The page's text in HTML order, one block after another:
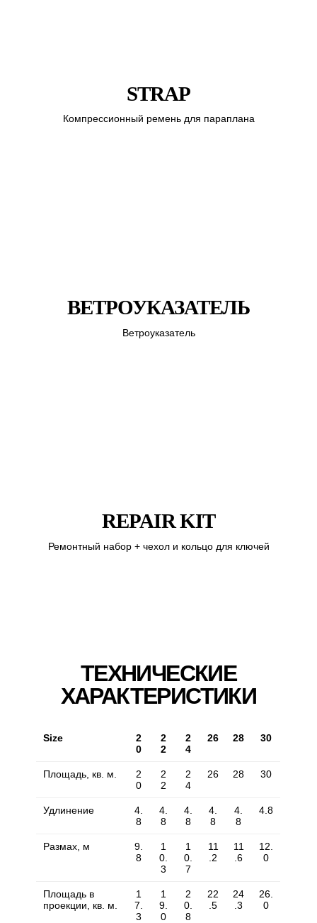
STRAP
Компрессионный ремень для параплана
ВЕТРОУКАЗАТЕЛЬ
Ветроуказатель
REPAIR KIT
Ремонтный набор + чехол и кольцо для ключей
ТЕХНИЧЕСКИЕ
ХАРАКТЕРИСТИКИ
Size
2
0
2
2
2
4
26 28 30
Площадь, кв. м.
2
0
2
2
2
4
26 28 30
Удлинение
4.
8
4.
8
4.
8
4.
8
4.
8
4.8
Размах, м
9.
8
1
0.
3
1
0.
7
11
.2
11
.6
12.
0
Площадь в
проекции, кв. м.
1
7.
3
1
9.
0
2
0.
8
22
.5
24
.3
26.
0